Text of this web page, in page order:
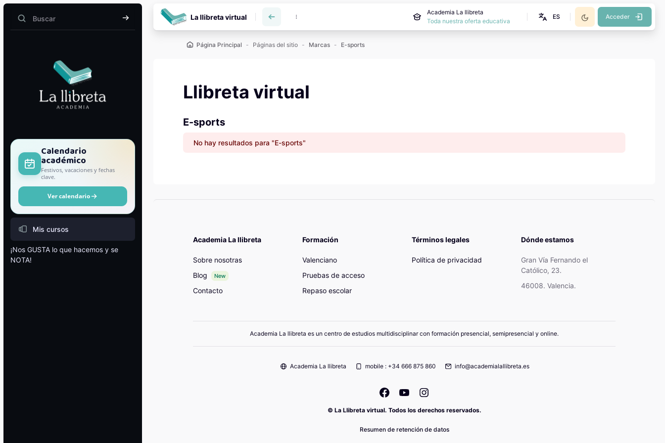
Buscar
Buscar
BloquesCalendario
académico
Festivos, vacaciones y fechas
clave.
Ver calendario
Mis cursos
¡Nos GUSTA lo que hacemos y se
NOTA!
La llibreta virtual
Academia La llibreta
Toda nuestra oferta educativa
ES Acceder
Página Principal Páginas del sitio Marcas E-sports
Llibreta virtual
E-sports
No hay resultados para "E-sports"
Academia La llibreta
Sobre nosotras
Blog
New
Contacto
Formación
Valenciano
Pruebas de acceso
Repaso escolar
Términos legales
Política de privacidad
Dónde estamos
Gran Vía Fernando el
Católico, 23.
46008. Valencia.
Academia La llibreta es un centro de estudios multidisciplinar con formación presencial, semipresencial y online.
Academia La llibreta mobile : +34 666 875 860 info@academialallibreta.es
© La Llibreta virtual. Todos los derechos reservados.
Resumen de retención de datos